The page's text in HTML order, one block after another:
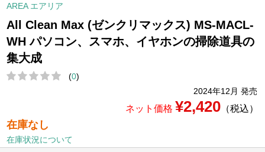
AREA エアリア
All Clean Max (ゼンクリマックス) MS-MACL-
WH パソコン、スマホ、イヤホンの掃除道具の
集大成
(0)
2024年12月 発売
ネット価格 ¥2,420（税込）
在庫なし
在庫状況について